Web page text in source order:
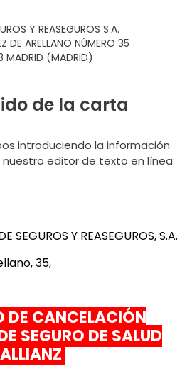
Y REASEGUROS S.A.
DE ARELLANO NÚMERO 35
MADRID (MADRID)
de la carta
introduciendo la información
editor de texto en línea
SEGUROS Y REASEGUROS, S.A.
35,
DE CANCELACIÓN
SEGURO DE SALUD
ALLIANZ